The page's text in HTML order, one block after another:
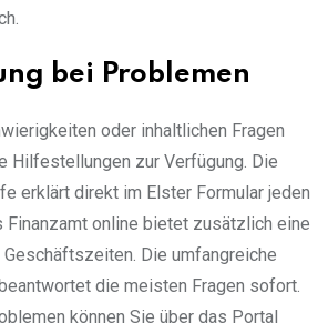
bei Problemen
oder inhaltlichen Fragen
Hilfestellungen zur Verfügung. Die
erklärt direkt im Elster Formular jeden
Finanzamt online bietet zusätzlich eine
Geschäftszeiten. Die umfangreiche
die meisten Fragen sofort.
können Sie über das Portal